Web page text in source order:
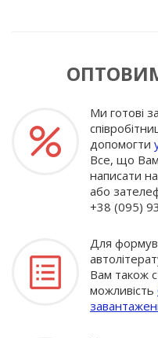
Ми готові
допомогти
Все, що
написати
або
+38 (095)
Для
Вам також
можливість